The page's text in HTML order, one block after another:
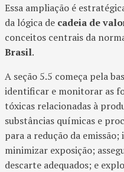
Essa ampliação é
da lógica de cadeia de
conceitos centrais da
Brasil.
A seção 5.5 começa pela
identificar e monitorar as
tóxicas relacionadas à
substâncias químicas e
para a redução da
minimizar exposição;
descarte adequados; e